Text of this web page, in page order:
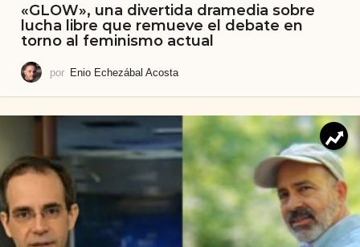
«GLOW», una divertida dramedia sobre
lucha libre que remueve el debate en
torno al feminismo actual
por Enio Echezábal Acosta